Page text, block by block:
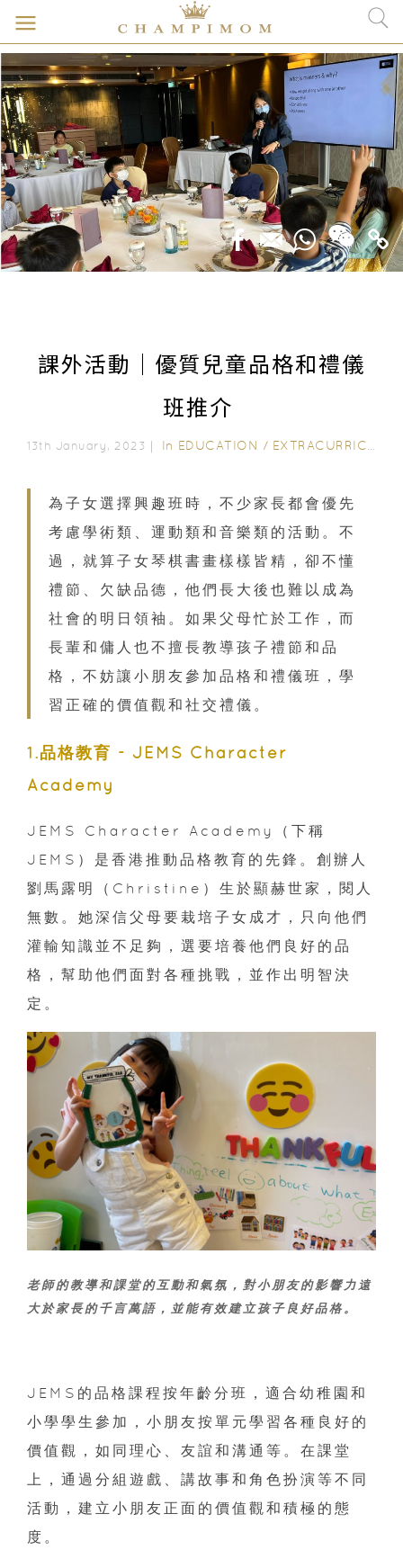
課外活動｜優質兒童品格和禮儀
班推介
13th January, 2023｜ In EDUCATION / EXTRACURRICULAR ACTIVITIES
為子女選擇興趣班時，不少家長都會優先
考慮學術類、運動類和音樂類的活動。不
過，就算子女琴棋書畫樣樣皆精，卻不懂
禮節、欠缺品德，他們長大後也難以成為
社會的明日領袖。如果父母忙於工作，而
長輩和傭人也不擅長教導孩子禮節和品
格，不妨讓小朋友參加品格和禮儀班，學
習正確的價值觀和社交禮儀。
1.品格教育 - JEMS Character
Academy
JEMS Character Academy（下稱
JEMS）是香港推動品格教育的先鋒。創辦人
劉馬露明（Christine）生於顯赫世家，閱人
無數。她深信父母要栽培子女成才，只向他們
灌輸知識並不足夠，選要培養他們良好的品
格，幫助他們面對各種挑戰，並作出明智決
定。
老師的教導和課堂的互動和氣氛，對小朋友的影響力遠
大於家長的千言萬語，並能有效建立孩子良好品格。
JEMS的品格課程按年齡分班，適合幼稚園和
小學學生參加，小朋友按單元學習各種良好的
價值觀，如同理心、友誼和溝通等。在課堂
上，通過分組遊戲、講故事和角色扮演等不同
活動，建立小朋友正面的價值觀和積極的態
度。